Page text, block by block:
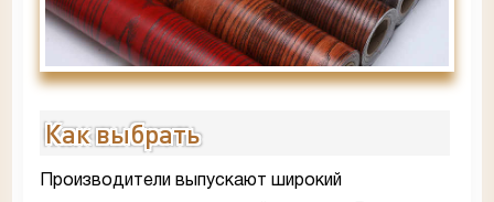
Как выбрать
Производители выпускают широкий